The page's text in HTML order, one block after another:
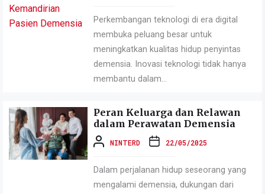
Perkembangan teknologi di era digital
membuka peluang besar untuk
meningkatkan kualitas hidup penyintas
demensia. Inovasi teknologi tidak hanya
membantu dalam...
Peran Keluarga dan Relawan
dalam Perawatan Demensia
NINTERD 22/05/2025
Dalam perjalanan hidup seseorang yang
mengalami demensia, dukungan dari